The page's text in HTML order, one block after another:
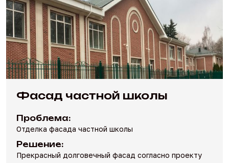
Фасад частной школы
Проблема:
Отделка фасада частной школы
Решение:
Прекрасный долговечный фасад согласно проекту